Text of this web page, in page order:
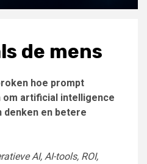
de mens
hoe prompt
om artificial intelligence
denken en betere
AI, AI-tools, ROI,